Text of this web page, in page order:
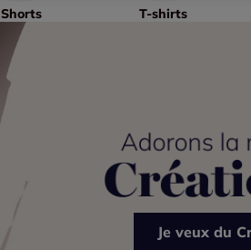
Shorts T-shirts
Je veux du